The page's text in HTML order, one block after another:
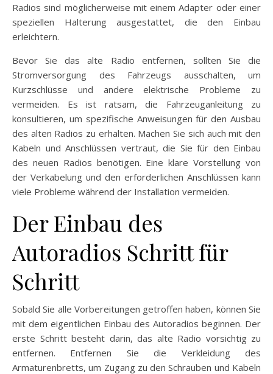
Radios sind möglicherweise mit einem Adapter oder einer
speziellen Halterung ausgestattet, die den Einbau
erleichtern.
Bevor Sie das alte Radio entfernen, sollten Sie die
Stromversorgung des Fahrzeugs ausschalten, um
Kurzschlüsse und andere elektrische Probleme zu
vermeiden. Es ist ratsam, die Fahrzeuganleitung zu
konsultieren, um spezifische Anweisungen für den Ausbau
des alten Radios zu erhalten. Machen Sie sich auch mit den
Kabeln und Anschlüssen vertraut, die Sie für den Einbau
des neuen Radios benötigen. Eine klare Vorstellung von
der Verkabelung und den erforderlichen Anschlüssen kann
viele Probleme während der Installation vermeiden.
Der Einbau des
Autoradios Schritt für
Schritt
Sobald Sie alle Vorbereitungen getroffen haben, können Sie
mit dem eigentlichen Einbau des Autoradios beginnen. Der
erste Schritt besteht darin, das alte Radio vorsichtig zu
entfernen. Entfernen Sie die Verkleidung des
Armaturenbretts, um Zugang zu den Schrauben und Kabeln